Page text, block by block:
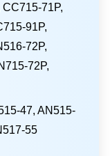
71P,
91P,
72P,
72P,
47, AN515-
55